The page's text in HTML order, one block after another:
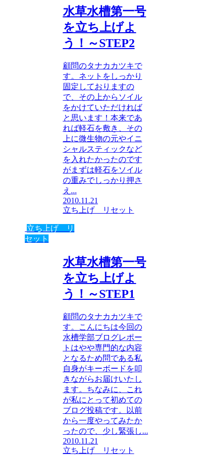
水草水槽第一号
を立ち上げよ
う！～STEP2
顧問のタナカカツキで
す。ネットをしっかり
固定しておりますの
で、その上からソイル
をかけていただければ
と思います！本来であ
れば軽石を敷き、その
上に微生物の元やイニ
シャルスティックなど
を入れたかったのです
がまずは軽石をソイル
の重みでしっかり押さ
え...
2010.11.21
立ち上げ リセット
立ち上げ リ
セット
水草水槽第一号
を立ち上げよ
う！～STEP1
顧問のタナカカツキで
す。こんにちは今回の
水槽学部ブログレポー
トはやや専門的な内容
となるため問である私
自身がキーボードを叩
きながらお届けいたし
ます。ちなみに、これ
が私にとって初めての
ブログ投稿です。以前
から一度やってみたか
ったので、少し緊張し...
2010.11.21
立ち上げ リセット